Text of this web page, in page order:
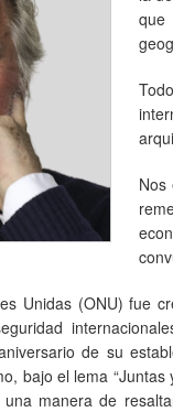
que
Nos
Unidas (ONU) fue
de su
bajo el lema
una manera de